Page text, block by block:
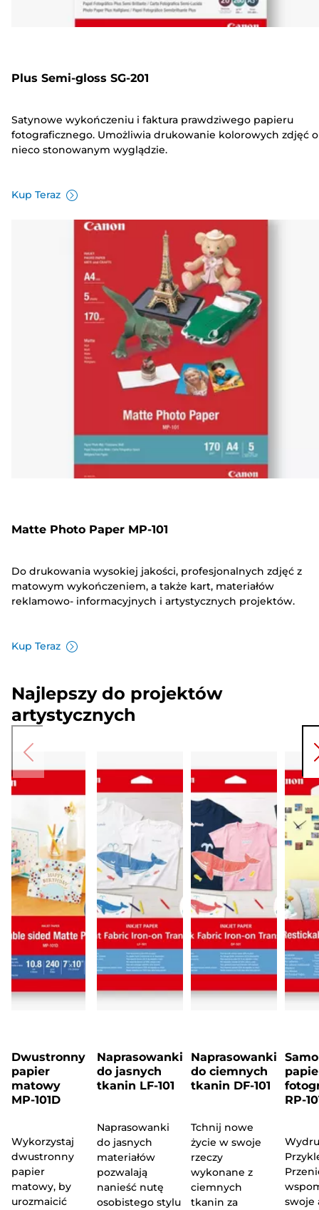
Plus Semi-gloss SG-201
Satynowe wykończeniu i faktura prawdziwego papieru
fotograficznego. Umożliwia drukowanie kolorowych zdjęć o
nieco stonowanym wyglądzie.
Kup Teraz
Matte Photo Paper MP-101
Do drukowania wysokiej jakości, profesjonalnych zdjęć z
matowym wykończeniem, a także kart, materiałów
reklamowo- informacyjnych i artystycznych projektów.
Kup Teraz
Najlepszy do projektów
artystycznych
Dwustronny
papier
matowy
MP-101D
Wykorzystaj
dwustronny
papier
matowy, by
urozmaicić
Naprasowanki
do jasnych
tkanin LF-101
Naprasowanki
do jasnych
materiałów
pozwalają
nanieść nutę
osobistego stylu
Naprasowanki
do ciemnych
tkanin DF-101
Tchnij nowe
życie w swoje
rzeczy
wykonane z
ciemnych
tkanin za
RP-
swoje